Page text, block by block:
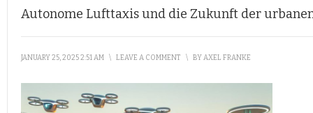
Autonome Lufttaxis und die Zukunft der
JANUARY 25, 2025 2:51 AM \ LEAVE A COMMENT \ BYAXEL FRANKE